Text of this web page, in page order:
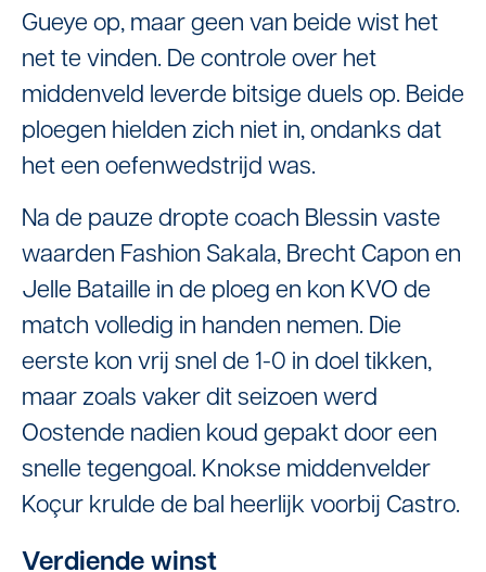
Gueye op, maar geen van beide wist het
net te vinden. De controle over het
middenveld leverde bitsige duels op. Beide
ploegen hielden zich niet in, ondanks dat
het een oefenwedstrijd was.
Na de pauze dropte coach Blessin vaste
waarden Fashion Sakala, Brecht Capon en
Jelle Bataille in de ploeg en kon KVO de
match volledig in handen nemen. Die
eerste kon vrij snel de 1-0 in doel tikken,
maar zoals vaker dit seizoen werd
Oostende nadien koud gepakt door een
snelle tegengoal. Knokse middenvelder
Koçur krulde de bal heerlijk voorbij Castro.
Verdiende winst